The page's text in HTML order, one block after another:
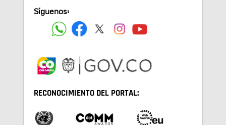
Síguenos:
RECONOCIMIENTO DEL PORTAL: